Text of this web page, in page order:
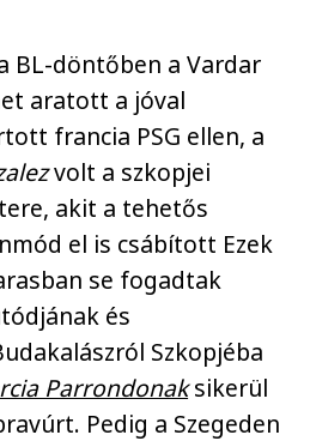
BL-döntőben a Vardar
aratott a jóval
francia PSG ellen, a
volt a szkopjei
akit a tehetős
el is csábított Ezek
se fogadtak
és
Szkopjéba
Parrondonaksikerül
Pedig a Szegeden